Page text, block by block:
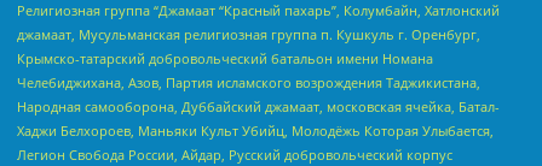
Религиозная группа “Джамаат “Красный пахарь”, Колумбайн, Хатлонский
джамаат, Мусульманская религиозная группа п. Кушкуль г. Оренбург,
Крымско-татарский добровольческий батальон имени Номана
Челебиджихана, Азов, Партия исламского возрождения Таджикистана,
Народная самооборона, Дуббайский джамаат, московская ячейка, Батал-
Хаджи Белхороев, Маньяки Культ Убийц, Молодёжь Которая Улыбается,
Легион Свобода России, Айдар, Русский добровольческий корпус